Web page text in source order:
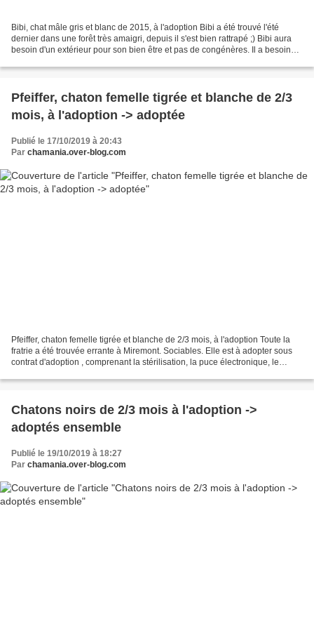
Bibi, chat mâle gris et blanc de 2015, à l'adoption Bibi a été trouvé l'été
dernier dans une forêt très amaigri, depuis il s'est bien rattrapé ;) Bibi aura
besoin d'un extérieur pour son bien être et pas de congénères. Il a besoin
Pfeiffer, chaton femelle tigrée et blanche de 2/3
mois, à l'adoption -> adoptée
Publié le 17/10/2019 à 20:43
Par chamania.over-blog.com
Pfeiffer, chaton femelle tigrée et blanche de 2/3 mois, à l'adoption Toute la
fratrie a été trouvée errante à Miremont. Sociables. Elle est à adopter sous
contrat d'adoption , comprenant la stérilisation, la puce électronique, le
Chatons noirs de 2/3 mois à l'adoption ->
adoptés ensemble
Publié le 19/10/2019 à 18:27
Par chamania.over-blog.com